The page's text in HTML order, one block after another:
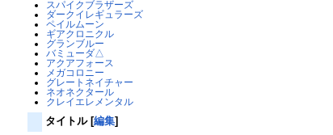
スパイクブラザーズ
ダークイレギュラーズ
ペイルムーン
ギアクロニクル
グランブルー
バミューダ△
アクアフォース
メガコロニー
グレートネイチャー
ネオネクタール
クレイエレメンタル
タイトル [編集]